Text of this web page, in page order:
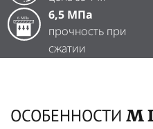
6,5 МПа
прочность при
сжатии
ОСОБЕННОСТИ